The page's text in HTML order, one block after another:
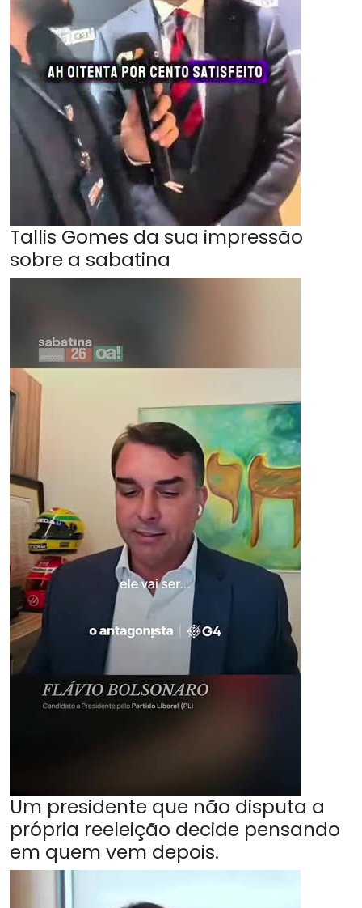
Tallis Gomes da sua impressão
sobre a sabatina
Um presidente que não disputa a
própria reeleição decide pensando
em quem vem depois.